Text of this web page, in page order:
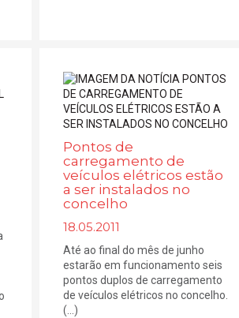
Pontos de
carregamento de
veículos elétricos estão
a ser instalados no
concelho
18.05.2011
Até ao final do mês de junho
estarão em funcionamento seis
pontos duplos de carregamento
de veículos elétricos no concelho.
(...)